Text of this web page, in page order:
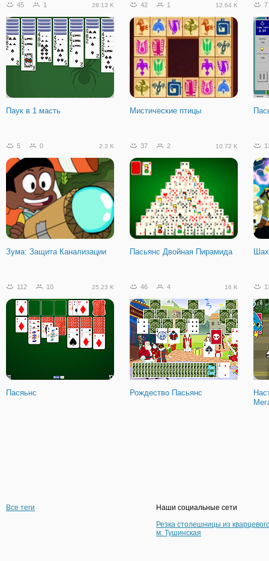
Квест-пасьянс: Пирамиды
ТенТрикс
45 1 28.13 K
Паук в 1 масть
42 1 12.64 K
Мистические птицы
7
5 0 2.3 K
Зума: Защита Канализации
37 2 10.72 K
Пасьянс Двойная Пирамида
112 10 25.23 K
Пасяьнс
46 4 16 K
Рождество Пасьянс
Все теги
Наши социальные сети
Резка столешницы из
м. Тушинская